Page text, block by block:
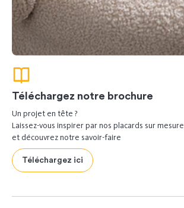
Téléchargez notre brochure
Un projet en tête ?
Laissez-vous inspirer par nos placards sur mesure
et découvrez notre savoir-faire
Téléchargez ici